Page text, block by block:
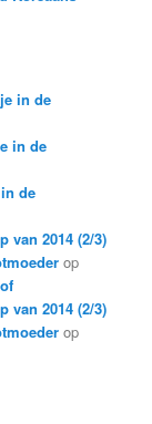
in de
in de
de
van 2014 (2/3)
op
van 2014 (2/3)
op